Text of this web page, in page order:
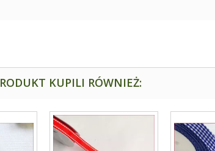
KUPILI RÓWNIEŻ: